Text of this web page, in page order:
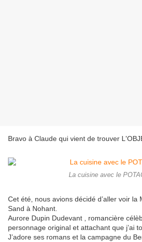
Bravo à Claude qui vient de trouver
La cuisine avec le
Cet été, nous avions décidé d’aller voir la
Sand à Nohant.
Aurore Dupin Dudevant , romancière
personnage original et attachant que j’ai
J’adore ses romans et la campagne du